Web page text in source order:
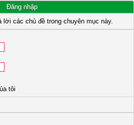
Đăng nhập
lời các chủ đề trong chuyên mục này.
tôi